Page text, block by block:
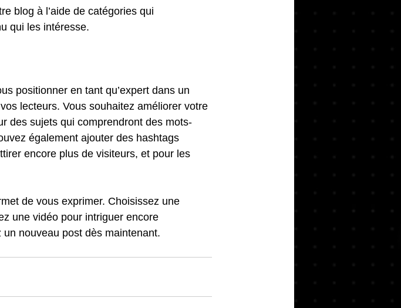
blog à l’aide de catégories qui
qui les intéresse.
positionner en tant qu’expert dans un
lecteurs. Vous souhaitez améliorer votre
des sujets qui comprendront des mots-
également ajouter des hashtags
encore plus de visiteurs, et pour les
de vous exprimer. Choisissez une
une vidéo pour intriguer encore
nouveau post dès maintenant.